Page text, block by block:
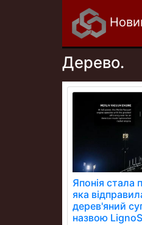
Дерево.
Японія стала
яка
дерев'яний
назвою